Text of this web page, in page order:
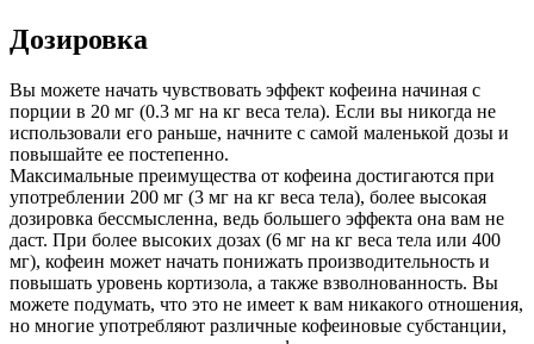
Дозировка
Вы можете начать чувствовать эффект кофеина начиная с
порции в 20 мг (0.3 мг на кг веса тела). Если вы никогда не
использовали его раньше, начните с самой маленькой дозы и
повышайте ее постепенно.
Максимальные преимущества от кофеина достигаются при
употреблении 200 мг (3 мг на кг веса тела), более высокая
дозировка бессмысленна, ведь большего эффекта она вам не
даст. При более высоких дозах (6 мг на кг веса тела или 400
мг), кофеин может начать понижать производительность и
повышать уровень кортизола, а также взволнованность. Вы
можете подумать, что это не имеет к вам никакого отношения,
но многие употребляют различные кофеиновые субстанции,